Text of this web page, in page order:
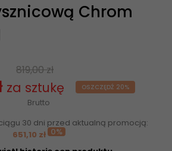
Chrom
819,00 zł
za sztukę OSZCZĘDŹ 20%
Brutto
30 dni przed aktualną promocją:
651,10 zł 0%